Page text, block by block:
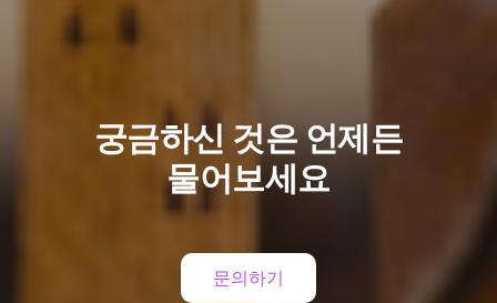
궁금하신 것은 언제든
물어보세요
문의하기